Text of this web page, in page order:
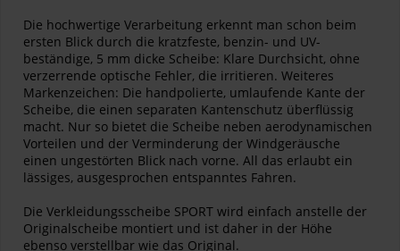
Die hochwertige Verarbeitung erkennt man schon beim
ersten Blick durch die kratzfeste, benzin- und UV-
beständige, 5 mm dicke Scheibe: Klare Durchsicht, ohne
verzerrende optische Fehler, die irritieren. Weiteres
Markenzeichen: Die handpolierte, umlaufende Kante der
Scheibe, die einen separaten Kantenschutz überflüssig
macht. Nur so bietet die Scheibe neben aerodynamischen
Vorteilen und der Verminderung der Windgeräusche
einen ungestörten Blick nach vorne. All das erlaubt ein
lässiges, ausgesprochen entspanntes Fahren.
Die Verkleidungsscheibe SPORT wird einfach anstelle der
Originalscheibe montiert und ist daher in der Höhe
ebenso verstellbar wie das Original.